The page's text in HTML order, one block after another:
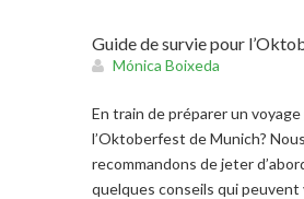
Guide de survie pour
Mónica Boixeda
En train de préparer un
l’Oktoberfest de Munich?
recommandons de jeter
quelques conseils qui